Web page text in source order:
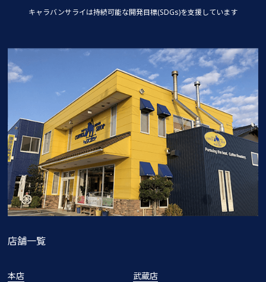
キャラバンサライは持続可能な開発目標(SDGs)を支援しています
店舗一覧
本店 武蔵店